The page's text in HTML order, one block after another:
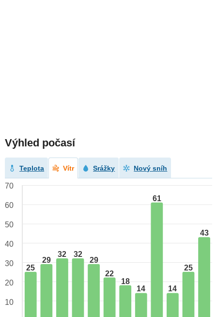
Výhled počasí
Teplota Vítr Srážky Nový sníh
25
29
32 32
29
22
18
14
61
14
25
43
70
60
50
40
30
20
10